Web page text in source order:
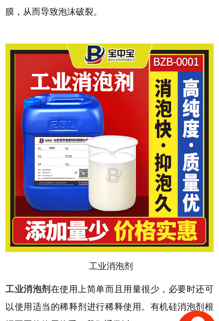
膜，从而导致泡沫破裂。
工业消泡剂
工业消泡剂 在使用上简单而且用量很少，必要时还可
以使用适当的稀释剂进行稀释使用。有机硅消泡剂根